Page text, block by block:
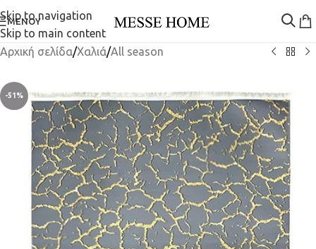
Skip to navigation
Skip to main content
ΜΕΝΟΎ
Αρχική σελίδα/Χαλιά/All season
-51%